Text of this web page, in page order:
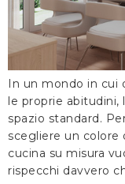
In un mondo in cui
le proprie abitudini,
spazio standard.
scegliere un colore
cucina su misura
rispecchi davvero